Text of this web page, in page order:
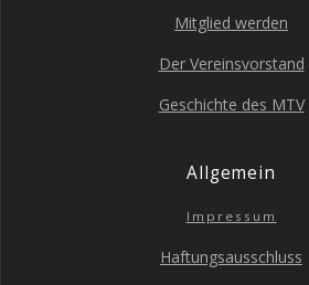
Mit­glied werden
Der Ver­eins­vor­stand
Geschich­te des MTV
All­ge­mein
Impres­sum
Haf­tungs­aus­schluss